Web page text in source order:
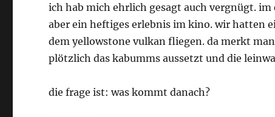
ich hab mich ehrlich gesagt auch vergnügt.
aber ein heftiges erlebnis im kino. wir hatten
dem yellowstone vulkan fliegen. da merkt
plötzlich das kabumms aussetzt und die
die frage ist: was kommt danach?